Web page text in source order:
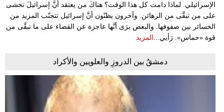
الإسرائيلي. لماذا دامت كل هذا الوقت؟ هناكَ من يعتقد أنَّ إسرائيلَ تخشى
على من تبقَّى من الرهائن. وآخرون يظنّون أنَّ إسرائيل تتجنّب المزيد من
الخسائر بين صفوفها. والبعض يرَى أنَّها عاجزة عن القضاء على ما تبقَّى من
قوة «حماس». رَأيي... المزيد
دمشقُ بين الدروزِ والعلويين والأكراد